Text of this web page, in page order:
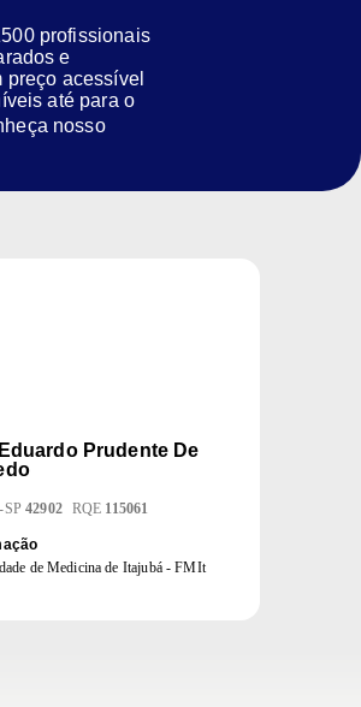
profissionais
e
acessível
até para o
nosso
Eduardo Prudente De
-SP 42902 RQE 115061
de Medicina de Itajubá - FMIt